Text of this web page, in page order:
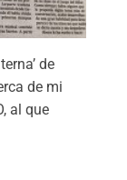
de
de mi
al que